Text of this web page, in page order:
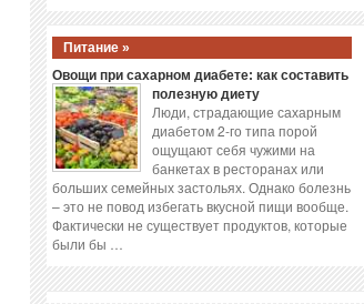
Питание »
Овощи при сахарном диабете: как составить
полезную диету
Люди, страдающие сахарным
диабетом 2-го типа порой
ощущают себя чужими на
банкетах в ресторанах или
больших семейных застольях. Однако болезнь
– это не повод избегать вкусной пищи вообще.
Фактически не существует продуктов, которые
были бы …